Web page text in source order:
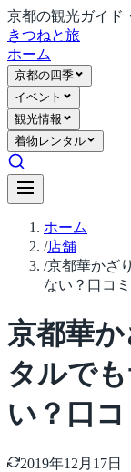
京都の観光ガイド
きつねと旅
ホーム
京都の四季
イベント
観光情報
着物レンタル
ホーム
/店舗
/京都華かざ
ない？口コ
京都華
タルで
い？口
2019年12月17日